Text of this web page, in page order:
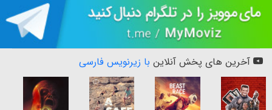
آخرین های پخش آنلاین با زیرنویس فارسی